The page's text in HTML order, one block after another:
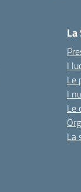
I
Le
I
Le
La